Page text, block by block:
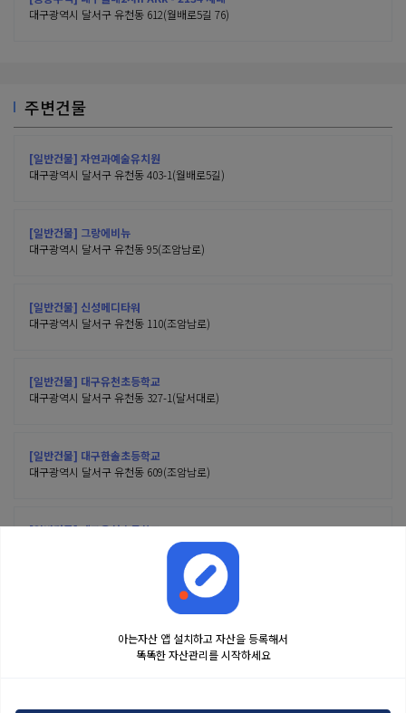
대구광역시 달서구 유천동 612(월배로5길 76)
주변건물
[일반건물] 자연과예술유치원
대구광역시 달서구 유천동 403-1(월배로5길)
[일반건물] 그랑에비뉴
대구광역시 달서구 유천동 95(조암남로)
[일반건물] 신성메디타워
대구광역시 달서구 유천동 110(조암남로)
[일반건물] 대구유천초등학교
대구광역시 달서구 유천동 327-1(달서대로)
[일반건물] 대구한솔초등학교
대구광역시 달서구 유천동 609(조암남로)
[일반건물] 대구용천초등학교
대구광역시 달서구 유천동 620(조암남로32길)
아는자산 앱 설치하고 자산을 등록해서
똑똑한 자산관리를 시작하세요
수 있습니다. 본 정보는 일반적인 시장 정보 제공을 위한 것이며 투자 권유 또는 자문에